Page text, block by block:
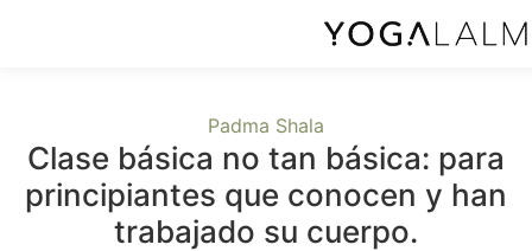
Padma Shala
Clase básica no tan básica: para
principiantes que conocen y han
trabajado su cuerpo.